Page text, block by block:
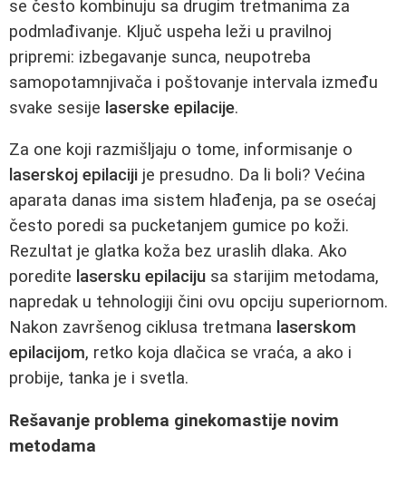
se često kombinuju sa drugim tretmanima za
podmlađivanje. Ključ uspeha leži u pravilnoj
pripremi: izbegavanje sunca, neupotreba
samopotamnjivača i poštovanje intervala između
svake sesije laserske epilacije.
Za one koji razmišljaju o tome, informisanje o
laserskoj epilaciji je presudno. Da li boli? Većina
aparata danas ima sistem hlađenja, pa se osećaj
često poredi sa pucketanjem gumice po koži.
Rezultat je glatka koža bez uraslih dlaka. Ako
poredite lasersku epilaciju sa starijim metodama,
napredak u tehnologiji čini ovu opciju superiornom.
Nakon završenog ciklusa tretmana laserskom
epilacijom, retko koja dlačica se vraća, a ako i
probije, tanka je i svetla.
Rešavanje problema ginekomastije novim
metodama